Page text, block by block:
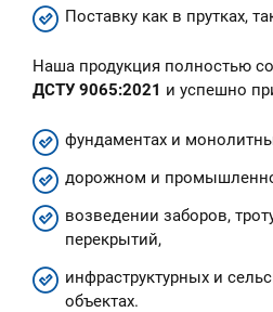
Поставку как в прутках,
Наша продукция полностью
ДСТУ 9065:2021 и успешно
фундаментах и
дорожном и
возведении заборов,
перекрытий,
инфраструктурных и
объектах.